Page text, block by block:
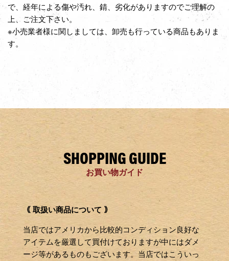
で、経年による傷や汚れ、錆、劣化がありますのでご理解の
上、ご注文下さい。
※小売業者様に関しましては、卸売も行っている商品もありま
す。
SHOPPING GUIDE
お買い物ガイド
｟ 取扱い商品について ｠
当店ではアメリカから比較的コンディション良好な
アイテムを厳選して買付けておりますが中にはダメ
ージ等があるものもございます。当店ではこういっ